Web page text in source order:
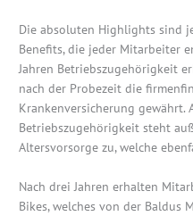
Die absoluten Highlights sind
Benefits, die jeder Mitarbeiter
Jahren Betriebszugehörigkeit
nach der Probezeit die
Krankenversicherung gewährt.
Betriebszugehörigkeit steht
Altersvorsorge zu, welche
Nach drei Jahren erhalten
Bikes, welches von der Baldus